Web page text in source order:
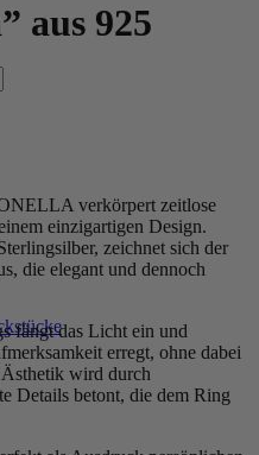
aus 925
verkörpert zeitlose
einzigartigen Design.
zeichnet sich der
die elegant und dennoch
fängt das Licht ein und
erregt, ohne dabei
wird durch
Details betont, die dem Ring